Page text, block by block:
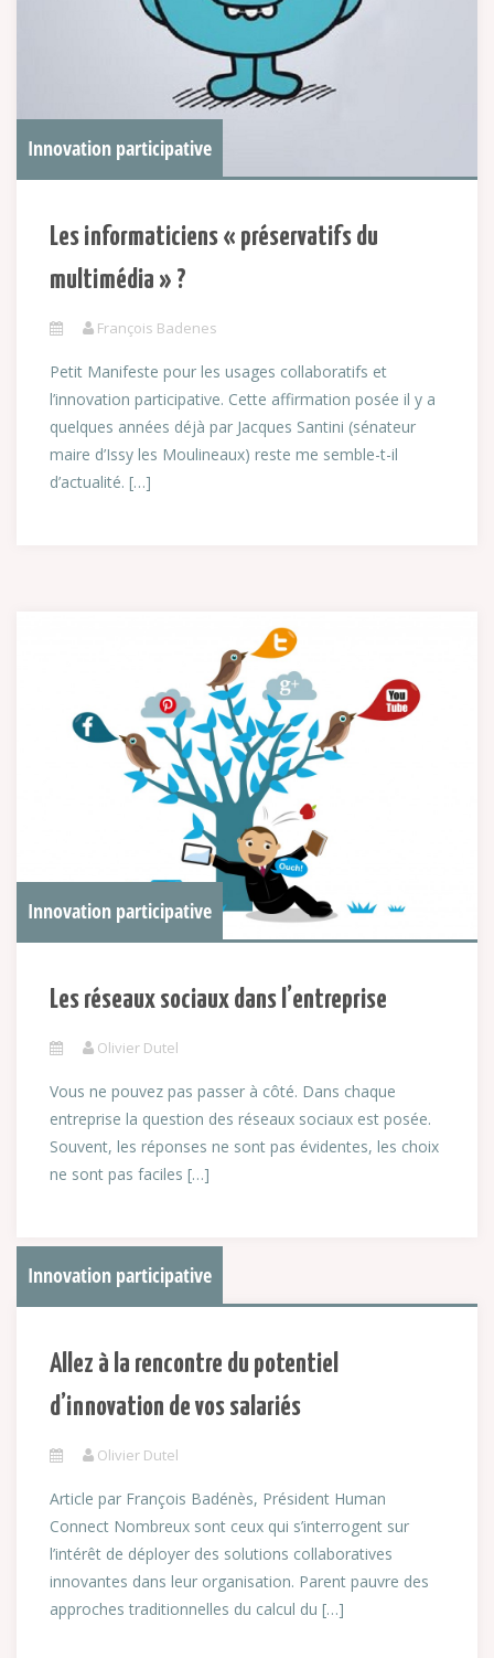
Innovation participative
Les informaticiens « préservatifs du
multimédia » ?
François Badenes
Petit Manifeste pour les usages collaboratifs et
l’innovation participative. Cette affirmation posée il y a
quelques années déjà par Jacques Santini (sénateur
maire d’Issy les Moulineaux) reste me semble-t-il
d’actualité. […]
Innovation participative
Les réseaux sociaux dans l’entreprise
Olivier Dutel
Vous ne pouvez pas passer à côté. Dans chaque
entreprise la question des réseaux sociaux est posée.
Souvent, les réponses ne sont pas évidentes, les choix
ne sont pas faciles […]
Innovation participative
Allez à la rencontre du potentiel
d’innovation de vos salariés
Olivier Dutel
Article par François Badénès, Président Human
Connect Nombreux sont ceux qui s’interrogent sur
l’intérêt de déployer des solutions collaboratives
innovantes dans leur organisation. Parent pauvre des
approches traditionnelles du calcul du […]